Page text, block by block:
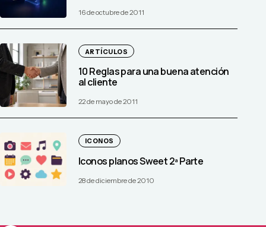
16 de octubre de 2011
ARTÍCULOS
10 Reglas para una buena atención
al cliente
22 de mayo de 2011
ICONOS
Iconos planos Sweet 2ª Parte
28 de diciembre de 2010